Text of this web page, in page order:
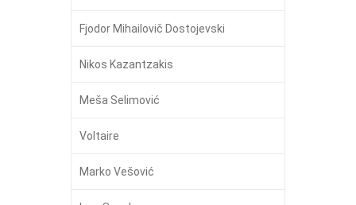
Fjodor Mihailovič Dostojevski
Nikos Kazantzakis
Meša Selimović
Voltaire
Marko Vešović